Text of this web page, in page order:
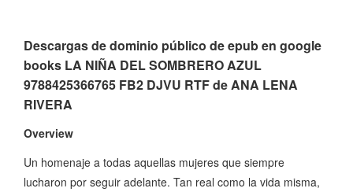
Descargas de dominio público de epub en google
books LA NIÑA DEL SOMBRERO AZUL
9788425366765 FB2 DJVU RTF de ANA LENA
RIVERA
Overview
Un homenaje a todas aquellas mujeres que siempre
lucharon por seguir adelante. Tan real como la vida misma,